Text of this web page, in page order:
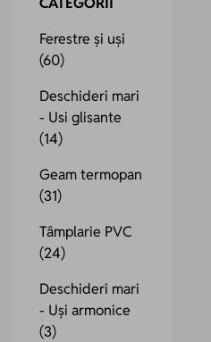
Ferestre și uși
(60)
Deschideri mari
- Usi glisante
(14)
Geam termopan
(31)
Tâmplarie PVC
(24)
Deschideri mari
- Uși armonice
(3)